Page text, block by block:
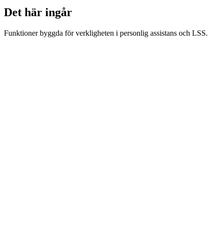
Det här ingår
Funktioner byggda för verkligheten i personlig assistans och LSS.